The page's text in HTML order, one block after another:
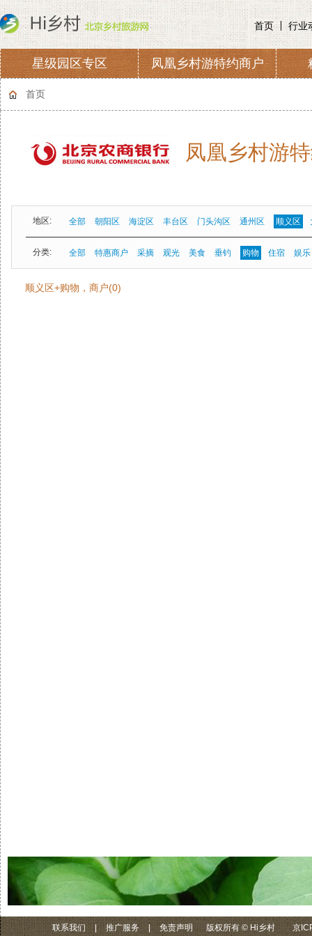
首页 行业
星级园区专区 凤凰乡村游特约商户
协会章程
首页
凤凰乡村游
地区: 全部 朝阳区 海淀区 丰台区 门头沟区 通州区 顺义区
分类: 全部 特惠商户 采摘 观光 美食 垂钓 购物 住宿 娱乐
顺义区+购物，商户(0)
联系我们 | 推广服务 免责声明 版权所有 © Hi乡村 京